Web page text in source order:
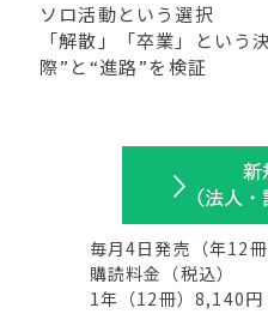
ソロ活動という選択
「解散」「卒業」とい
際”と“進路”を検証
毎月4日発売 （年12冊
購読料金（税込）
1年（12冊）8,140円